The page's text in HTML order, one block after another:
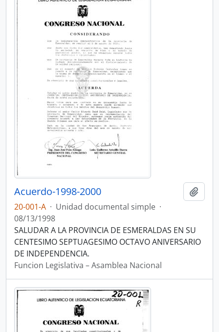
Acuerdo-1998-2000
20-001-A · Unidad documental simple ·
08/13/1998
SALUDAR A LA PROVINCIA DE ESMERALDAS EN SU
CENTESIMO SEPTUAGESIMO OCTAVO ANIVERSARIO
DE INDEPENDENCIA.
Funcion Legislativa – Asamblea Nacional